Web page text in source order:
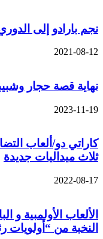
نجم بارادو إلى
2021-08-12
نهاية قصة حجار
2023-11-19
ثلاث ميداليات جديدة
2022-08-17
النخبة من “أولويات